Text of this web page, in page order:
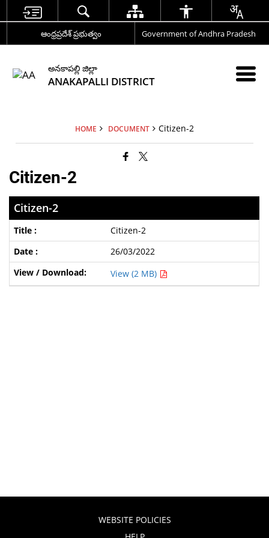
ఆంధ్రప్రదేశ్ ప్రభుత్వం Government of Andhra Pradesh
అనకాపల్లి జిల్లా
ANAKAPALLI DISTRICT
HOME DOCUMENT Citizen-2
Citizen-2
Citizen-2
Citizen-2
26/03/2022
View (2 MB)
WEBSITE POLICIES